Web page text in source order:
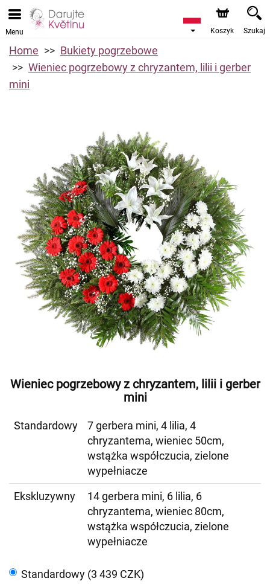
Menu Koszyk Szukaj
Home
Bukiety pogrzebowe
Wieniec pogrzebowy z chryzantem, lilii i gerber
mini
Wieniec pogrzebowy z chryzantem, lilii i gerber
mini
Standardowy
7 gerbera mini, 4 lilia, 4
chryzantema, wieniec 50cm,
wstążka współczucia, zielone
wypełniacze
Ekskluzywny
14 gerbera mini, 6 lilia, 6
chryzantema, wieniec 80cm,
wstążka współczucia, zielone
wypełniacze
Standardowy (3 439 CZK)